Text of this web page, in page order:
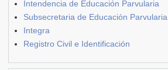
Intendencia de Educación Parvularia
Subsecretaria de Educación Parvularia
Integra
Registro Civil e Identificación